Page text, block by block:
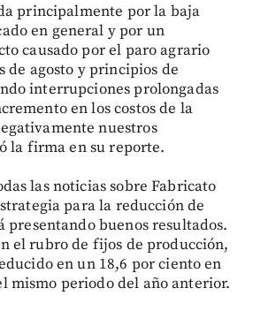
principalmente por la baja
en general y por un
causado por el paro agrario
de agosto y principios de
interrupciones prolongadas
en los costos de la
nuestros
la firma en su reporte.
las noticias sobre Fabricato
para la reducción de
presentando buenos resultados.
el rubro de fijos de producción,
en un 18,6 por ciento en
mismo periodo del año anterior.